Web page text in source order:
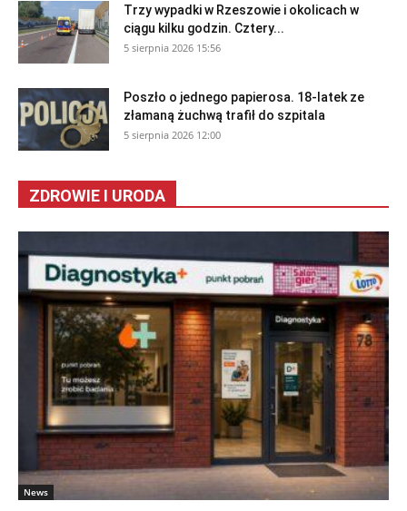
Trzy wypadki w Rzeszowie i okolicach w
ciągu kilku godzin. Cztery...
5 sierpnia 2026 15:56
Poszło o jednego papierosa. 18-latek ze
złamaną żuchwą trafił do szpitala
5 sierpnia 2026 12:00
ZDROWIE I URODA
News